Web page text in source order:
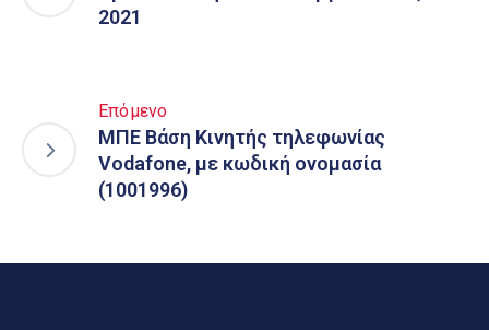
2021
Επόμενο
ΜΠΕ Βάση Κινητής τηλεφωνίας
Vodafone, με κωδική ονομασία
(1001996)